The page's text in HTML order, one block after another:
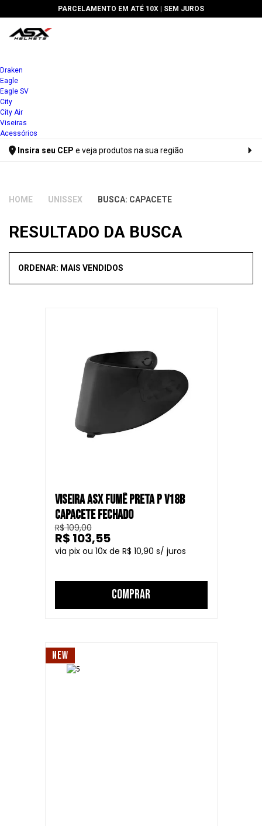
EM ATÉ 10X |SEM JUROS
Draken
Eagle
Eagle SV
City
City Air
Viseiras
Acessórios
Insira seu CEP e veja produtos na sua região
UNISSEX BUSCA: CAPACETE
RESULTADO DA BUSCA
ORDENAR: MAIS VENDIDOS
Maior Preço
VISEIRA ASX FUMÊ PRETA P V18B
CAPACETE FECHADO
R$ 109,00
10
R$ 10,90
R$ 103,55
COMPRAR
NEW